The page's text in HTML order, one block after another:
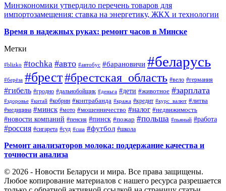
Минэкономики утвердило перечень товаров для
импортозамещения: ставка на энергетику, ЖКХ и технологии
Время в надежных руках: ремонт часов в Минске
Метки
#blizko #tochka #авто #автобус #барановичи #беларусь
#берёза #брест#брестская_область #вело #германия
#гибель #гродно #дальнобойщик #деньга #дети #животное #зарплата
#здоровье #китай #кобрин #контрабанда #кража #кредит #курс_валют #литва
#медицина #минск #мото #мошенничество #налог #недвижимость
#новости компаний #пенсия #пинск #пожар #польша #пьяный #работа
#россия #сигарета #суд #сша #футбол #школа
Ремонт анализаторов молока: поддержание качества и
точности анализа
© 2026 - Новости Беларуси и мира. Все права защищены.
Любое копирование материалов с нашего ресурса разрешается